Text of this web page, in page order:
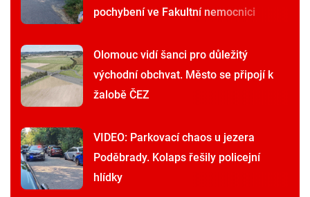
pochybení ve Fakultní nemocnici
Olomouc vidí šanci pro důležitý
východní obchvat. Město se připojí k
žalobě ČEZ
VIDEO: Parkovací chaos u jezera
Poděbrady. Kolaps řešily policejní
hlídky